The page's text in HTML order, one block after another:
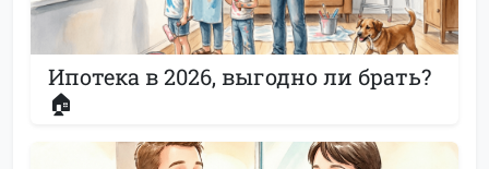
Ипотека в 2026, выгодно ли брать?
🏠